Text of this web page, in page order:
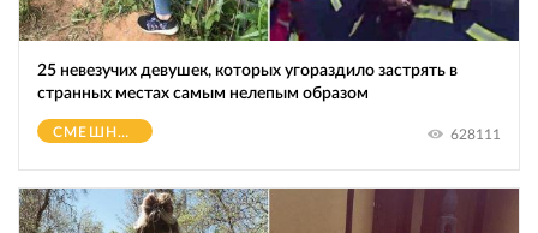
25 невезучих девушек, которых угораздило застрять в
странных местах самым нелепым образом
СМЕШНОЕ 628111